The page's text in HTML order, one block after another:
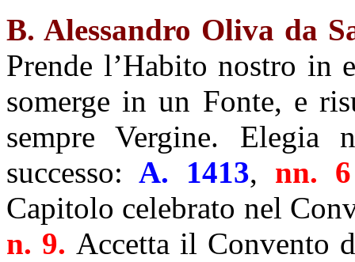
B. Alessandro Oliva da
Prende l’Habito nostro in
somerge in un Fonte, e
sempre Vergine.
successo: A. 1413, nn.
Capitolo celebrato nel
n. 9. Accetta il Convento